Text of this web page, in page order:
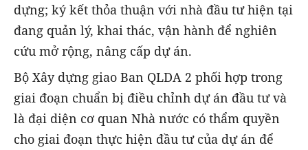
dựng; ký kết thỏa thuận với nhà đầu tư hiện tại
đang quản lý, khai thác, vận hành để nghiên
cứu mở rộng, nâng cấp dự án.
Bộ Xây dựng giao Ban QLDA 2 phối hợp trong
giai đoạn chuẩn bị điều chỉnh dự án đầu tư và
là đại diện cơ quan Nhà nước có thẩm quyền
cho giai đoạn thực hiện đầu tư của dự án để